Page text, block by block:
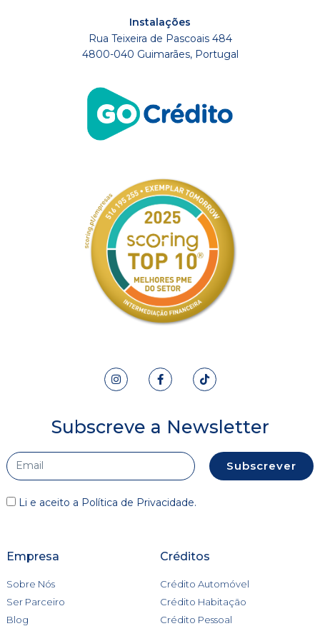
Instalações
Rua Teixeira de Pascoais 484
4800-040 Guimarães, Portugal
Subscreve a Newsletter
Li e aceito a Política de Privacidade.
Subscrever
Empresa
Sobre Nós
Ser Parceiro
Blog
Créditos
Crédito Automóvel
Crédito Habitação
Crédito Pessoal